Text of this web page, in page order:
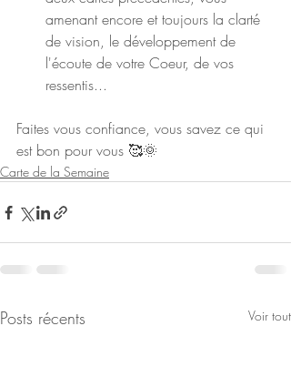
amenant encore et toujours la clarté
de vision, le développement de
l'écoute de votre Coeur, de vos
ressentis...
Faites vous confiance, vous savez ce qui
est bon pour vous 🥰🌞
Carte de la Semaine
Posts récents Voir tout